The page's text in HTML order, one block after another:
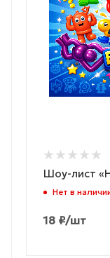
Шоу-лист
Нет в
18 ₽/шт